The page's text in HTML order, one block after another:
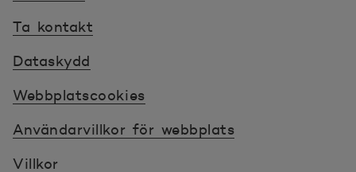
Ta kontakt
Dataskydd
Webbplatscookies
Användarvillkor för webbplats
Villkor